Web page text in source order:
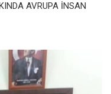
AVRUPA İNSAN